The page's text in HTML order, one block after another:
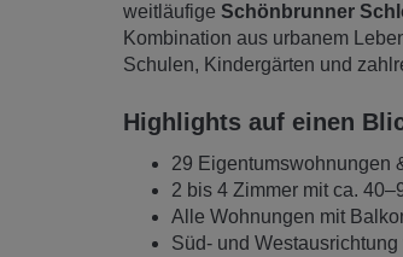
weitläufige Schönbrunner
Kombination aus urbanem
Schulen, Kindergärten und
Highlights auf einen
29 Eigentumswohnungen
2 bis 4 Zimmer mit ca.
Alle Wohnungen mit
Süd- und